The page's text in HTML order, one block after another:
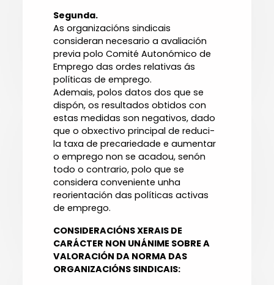
Segunda.
As organizacións sindicais
consideran necesario a avaliación
previa polo Comité Autonómico de
Emprego das ordes relativas ás
políticas de emprego.
Ademais, polos datos dos que se
dispón, os resultados obtidos con
estas medidas son negativos, dado
que o obxectivo principal de reduci-
la taxa de precariedade e aumentar
o emprego non se acadou, senón
todo o contrario, polo que se
considera conveniente unha
reorientación das políticas activas
de emprego.
CONSIDERACIÓNS XERAIS DE
CARÁCTER NON UNÁNIME SOBRE A
VALORACIÓN DA NORMA DAS
ORGANIZACIÓNS SINDICAIS: